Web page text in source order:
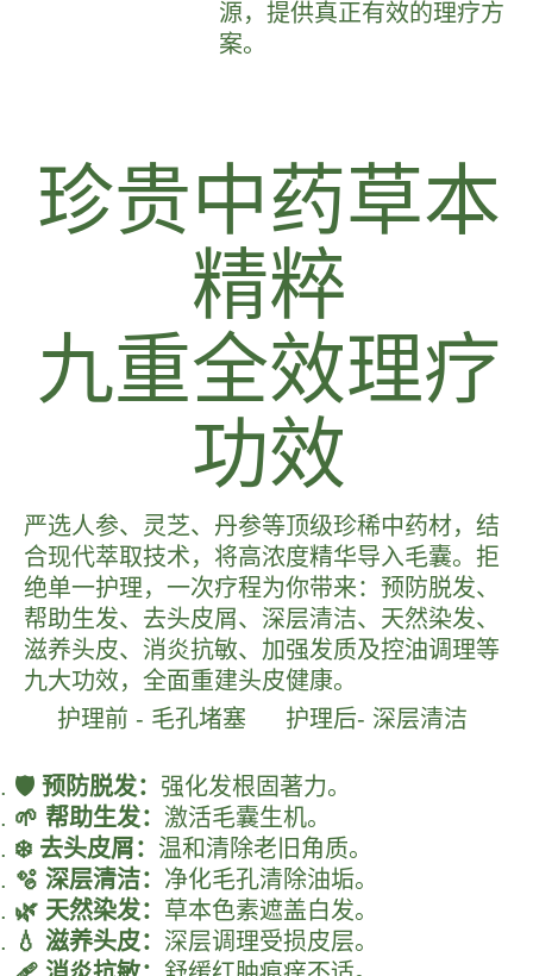
源，提供真正有效的理疗方
案。
珍贵中药草本
精粹
九重全效理疗
功效
严选人参、灵芝、丹参等顶级珍稀中药材，结
合现代萃取技术，将高浓度精华导入毛囊。拒
绝单一护理，一次疗程为你带来：预防脱发、
帮助生发、去头皮屑、深层清洁、天然染发、
滋养头皮、消炎抗敏、加强发质及控油调理等
九大功效，全面重建头皮健康。
护理前 - 毛孔堵塞
护理后- 深层清洁
🛡️ 预防脱发： 强化发根固著力。
🌱 帮助生发： 激活毛囊生机。
❄️ 去头皮屑： 温和清除老旧角质。
🫧 深层清洁： 净化毛孔清除油垢。
🌿 天然染发： 草本色素遮盖白发。
💧 滋养头皮： 深层调理受损皮层。